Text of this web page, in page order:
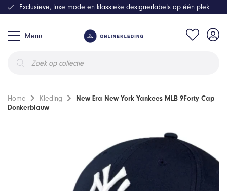
Menu
zoeken
Exclusieve, luxe mode en klassieke designerlabels op één plek
Home Kleding
New Era New York Yankees MLB 9Forty Cap
Donkerblauw